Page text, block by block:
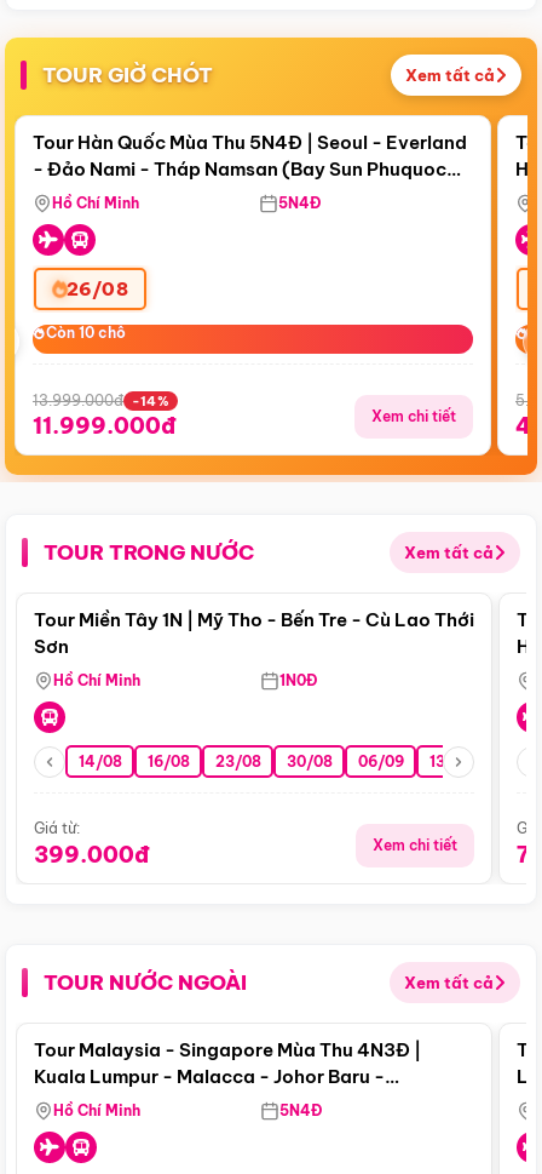
TOUR GIỜ CHÓT Xem tất cả
Còn18 ngày 06:02:07
Bay Sun Phuquoc Airways
Điểm nổi bật
Tour Hàn Quốc Mùa Thu 5N4Đ | Seoul - Everland
- Đảo Nami - Tháp Namsan (Bay Sun Phuquoc
Airways)
Hồ Chí Minh 5N4Đ
26/08
Còn 10 chỗ
Còn 10 chỗ
13.999.000đ -14%
11.999.000đ Xem chi tiết
TOUR TRONG NƯỚC Xem tất cả
Điểm nổi bật
Tour Miền Tây 1N | Mỹ Tho - Bến Tre - Cù Lao Thới
Sơn
Hồ Chí Minh 1N0Đ
14/08 16/08 23/08 30/08 06/09 13/09 20/09
Giá từ:
399.000đ Xem chi tiết
TOUR NƯỚC NGOÀI Xem tất cả
Điểm nổi bật
Tour Malaysia - Singapore Mùa Thu 4N3Đ |
Kuala Lumpur - Malacca - Johor Baru -
Singapore
Hồ Chí Minh 5N4Đ